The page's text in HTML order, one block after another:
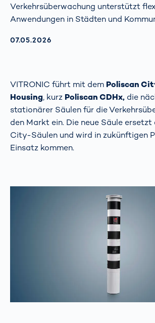
Verkehrsüberwachung unterstützt
Anwendungen in Städten und
AKTUALISIERT AM:
07.05.2026
VITRONIC führt mit dem Poliscan
Housing, kurz Poliscan CDHx, die
stationärer Säulen für die
den Markt ein. Die neue Säule
City-Säulen und wird in zukünftigen
Einsatz kommen.